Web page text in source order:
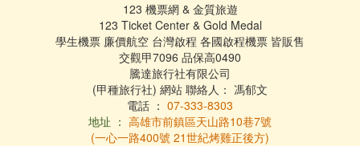
123 機票網 & 金質旅遊
123 Ticket Center & Gold Medal
學生機票 廉價航空 台灣啟程 各國啟程機票 皆販售
交觀甲7096 品保高0490
騰達旅行社有限公司
(甲種旅行社) 網站 聯絡人： 馮郁文
電話 ： 07-333-8303
地址 ： 高雄市前鎮區天山路10巷7號
(一心一路400號 21世紀烤雞正後方)